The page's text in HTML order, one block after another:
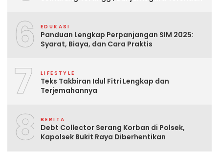
6 EDUKASI
Panduan Lengkap Perpanjangan SIM 2025:
Syarat, Biaya, dan Cara Praktis
7 LIFESTYLE
Teks Takbiran Idul Fitri Lengkap dan
Terjemahannya
8 BERITA
Debt Collector Serang Korban di Polsek,
Kapolsek Bukit Raya Diberhentikan